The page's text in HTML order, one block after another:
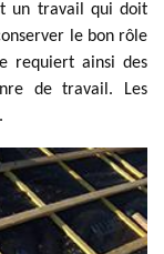
un travail qui doit
le bon rôle
requiert ainsi des
de travail. Les